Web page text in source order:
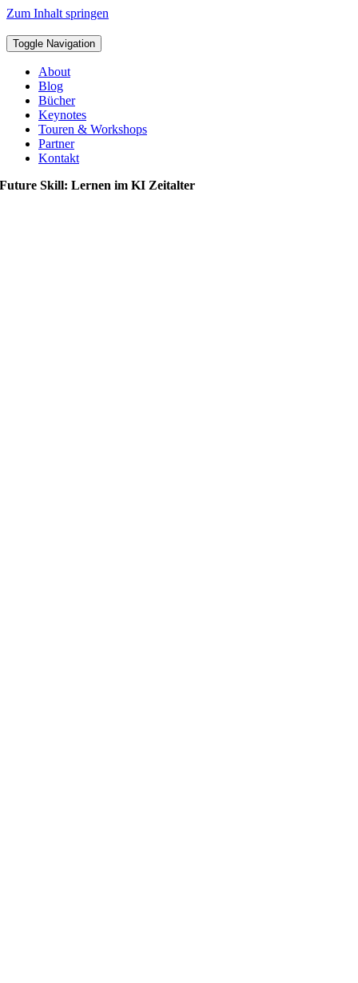
Zum Inhalt springen
Toggle Navigation
About
Blog
Bücher
Keynotes
Touren & Workshops
Partner
Kontakt
Future Skill: Lernen im KI Zeitalter